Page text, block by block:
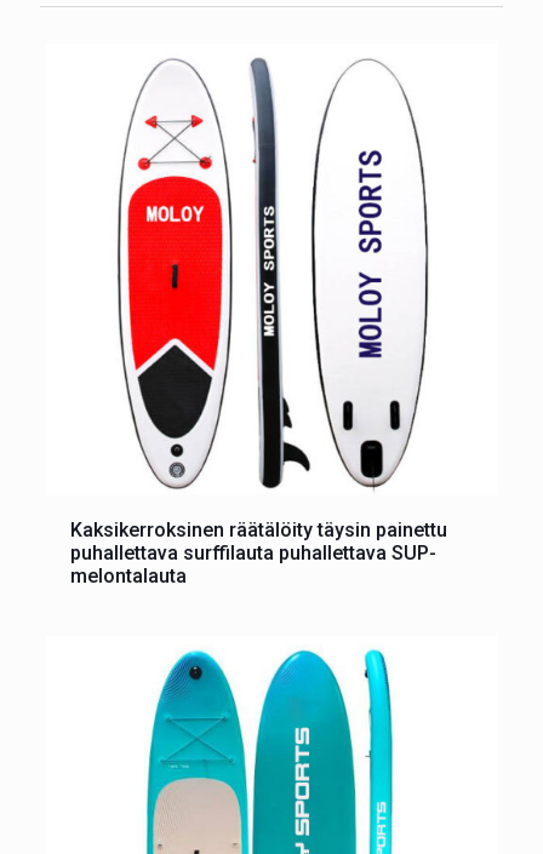
Kaksikerroksinen räätälöity täysin painettu
puhallettava surffilauta puhallettava SUP-
melontalauta